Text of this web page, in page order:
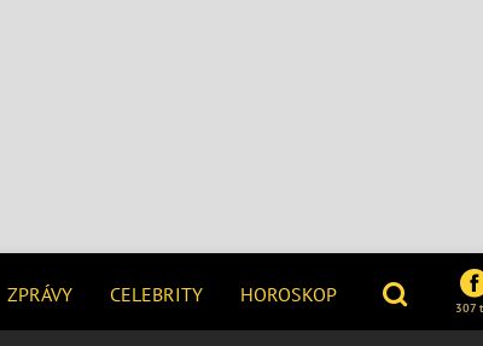
ZPRÁVY CELEBRITY HOROSKOP
307